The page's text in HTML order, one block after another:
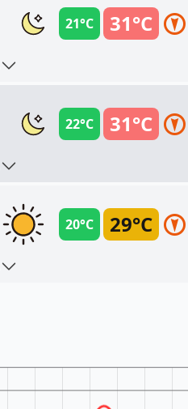
31°C
21°C
31°C
22°C
29°C
20°C